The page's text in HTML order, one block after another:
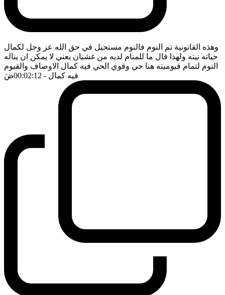
وهذه القانونية تم النوم فالنوم مستحيل في حق الله عز وجل لكمال
حياته نيته ولهذا قال ما للمنام لديه من غشيان يعني لا يمكن ان يناله
النوم لتمام قيوميته هنا حي وقوي الحي فيه كمال الاوصاف والقيوم
فيه كمال - 00:02:12 ضَ